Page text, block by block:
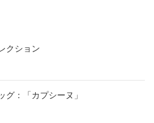
クション
：「カプシーヌ」